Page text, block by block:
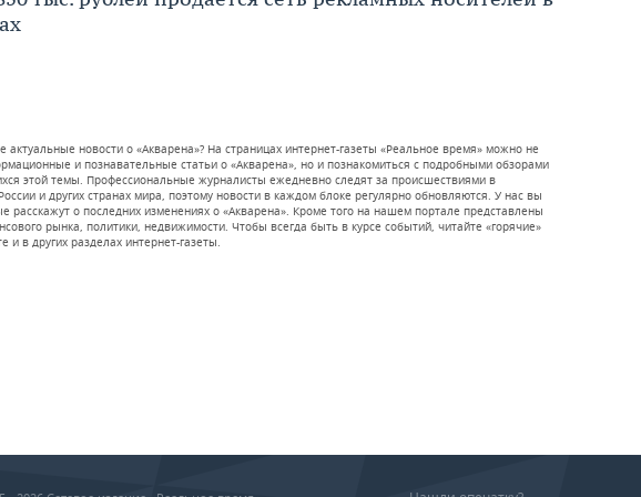
актуальные новости о «Акварена»? На страницах интернет-газеты «Реальное время» можно не
и познавательные статьи о «Акварена», но и познакомиться с подробными обзорами
этой темы. Профессиональные журналисты ежедневно следят за происшествиями в
и других странах мира, поэтому новости в каждом блоке регулярно обновляются. У нас вы
расскажут о последних изменениях о «Акварена». Кроме того на нашем портале представлены
рынка, политики, недвижимости. Чтобы всегда быть в курсе событий, читайте «горячие»
и в других разделах интернет-газеты.